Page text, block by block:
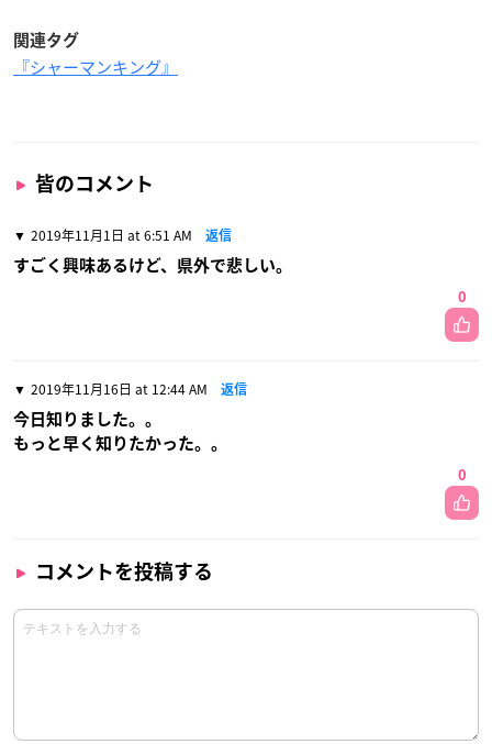
関連タグ
『シャーマンキング』
皆のコメント
2019年11月1日 at 6:51 AM 返信
すごく興味あるけど、県外で悲しい。
0
2019年11月16日 at 12:44 AM 返信
今日知りました。。
もっと早く知りたかった。。
0
コメントを投稿する